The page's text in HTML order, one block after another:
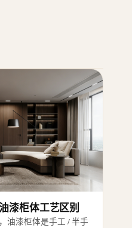
漆柜体工艺区别
油漆柜体是手工 / 半手